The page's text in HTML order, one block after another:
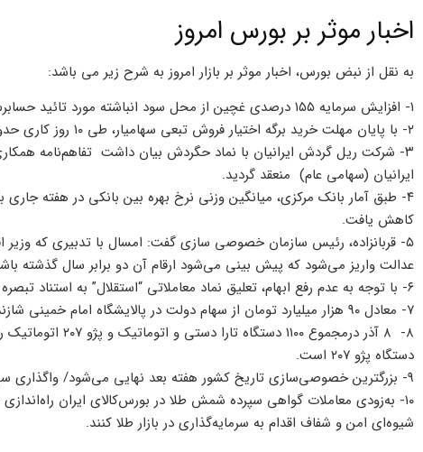
اخبار موثر بر بورس امروز
به نقل از نبض بورس، اخبار موثر بر بازار امروز به شرح زیر می باشد:
۱- افزایش سرمایه ۱۵۵ درصدی غچین از محل سود انباشته مورد تائید حسابرس قرار گرفت.
۲- با پایان مهلت خرید برگه اختیار فروش تبعی سهامیار، طی ۱۰ روز کاری حدود ۵۸۰ هزار نفر پرتفو ۴ آبان خود را بیمه کردند.
۳- شرکت ریل گردش ایرانیان با نماد حگردش بیان داشت تفاهم‌نامه
ایرانیان (سهامی عام) منعقد گردید.
کاهش یافت.
۵- قربانزاده، رئیس سازمان خصوصی سازی گفت: امسال با تدبیری که
عدالت واریز می‌شود که پیش بینی می‌شود ارقام آن دو برابر سال گذشته
۶- با توجه به عدم رفع ابهام، تعلیق نماد معاملاتی “استقلال” به استناد تبصره ۱ ماده مذکور حداکثر تا تاریخ ۱۴۰۱/۰۹/۱۵ ادامه می‌یابد
۷- معادل ۹۰ هزار میلیارد تومان از سهام دولت در پالایشگاه امام خمینی شازند به سازمان تامین اجتماعی واگذار می‌شود.
دستگاه پژو ۲۰۷ است.
۹- بزرگترین خصوصی‌سازی تاریخ کشور هفته بعد نهایی می‌شود/ واگذاری سهام دولت در خودروساز‌ها
۱۰- به‌زودی معاملات گواهی سپرده شمش طلا در بورس‌کالای ایران
شیوه‌ای امن و شفاف اقدام به سرمایه‌گذاری در بازار طلا کنند.